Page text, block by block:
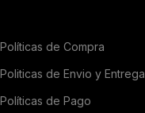
Políticas de Compra
Politicas de Envio y Entrega
Políticas de Pago